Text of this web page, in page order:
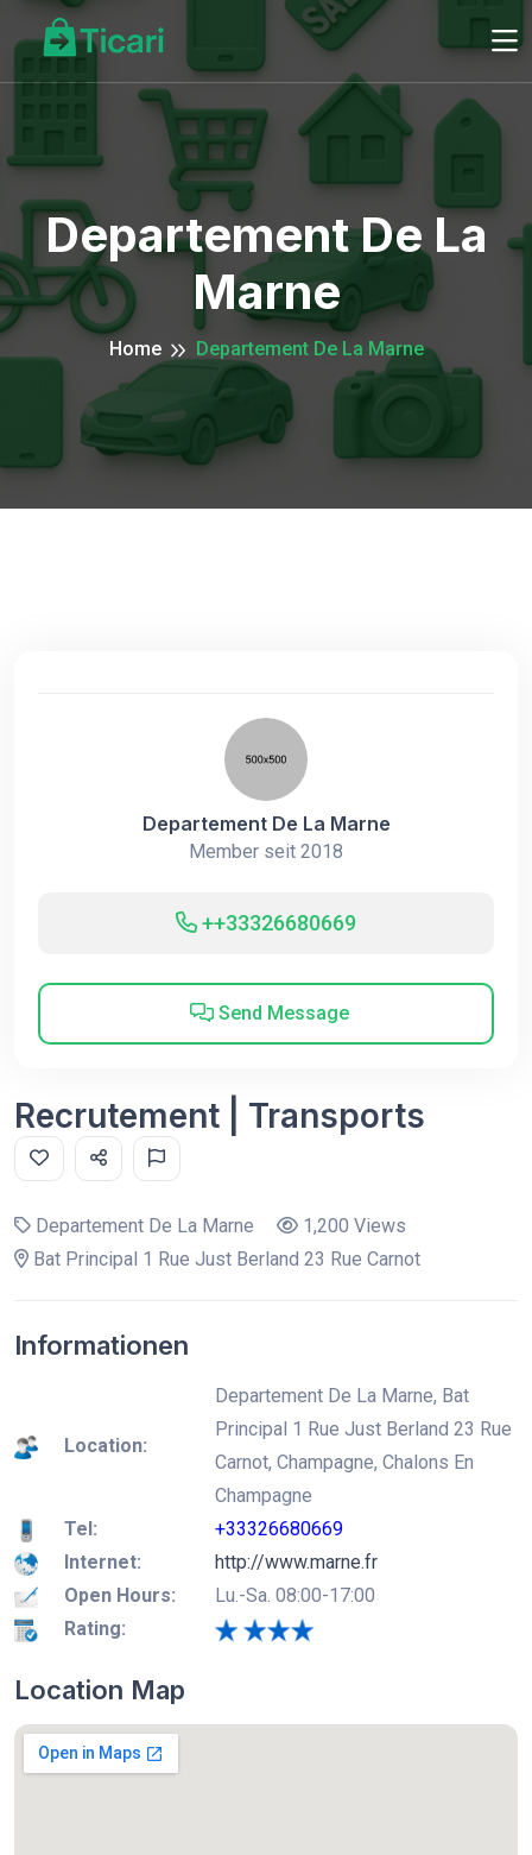
Departement De La
Marne
Home Departement De La Marne
Departement De La Marne
Member seit 2018
++33326680669
Send Message
Recrutement | Transports
Departement De La Marne
1,200 Views
Bat Principal 1 Rue Just Berland 23 Rue Carnot
Informationen
Location:
Departement De La Marne, Bat
Principal 1 Rue Just Berland 23 Rue
Carnot, Champagne, Chalons En
Champagne
Tel:
+33326680669
Internet:
http://www.marne.fr
Open Hours:
Lu.-Sa. 08:00-17:00
Rating:
Location Map